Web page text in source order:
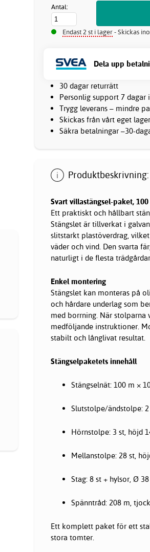
Antal:
Endast 2 st i lager- Skickas
Dela upp
30 dagar returrätt
Personlig support 7 dagar
Trygg leverans – mindre
Skickas från vårt eget
Säkra betalningar –30-
Produktbeskrivning:
Svart villastängsel-paket,
Ett praktiskt och hållbart
Stängslet är tillverkat i
slitstarkt plastöverdrag,
väder och vind. Den svarta
naturligt i de flesta
Enkel montering
Stängslet kan monteras på
och hårdare underlag som
med borrning. När stolparna
medföljande instruktioner.
stabilt och långlivat resultat.
Stängselpaketets innehåll
Stängselnät: 100 m ×
Slutstolpe/ändstolpe:
Hörnstolpe: 3 st, höjd
Mellanstolpe: 28 st,
Stag: 8 st + hylsor, Ø
Spänntråd: 208 m,
Ett komplett paket för ett
stora tomter.